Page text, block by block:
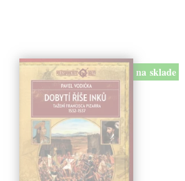
na sklade